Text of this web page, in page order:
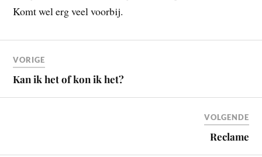
Komt wel erg veel voorbij.
VORIGE
Kan ik het of kon ik het?
VOLGENDE
Reclame